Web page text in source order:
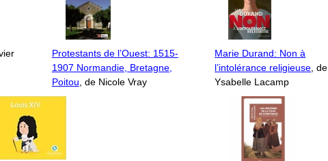
Protestants de l’Ouest: 1515-
1907 Normandie, Bretagne,
Poitou, de Nicole Vray
Marie Durand: Non à
l’intolérance religieuse, de
Ysabelle Lacamp